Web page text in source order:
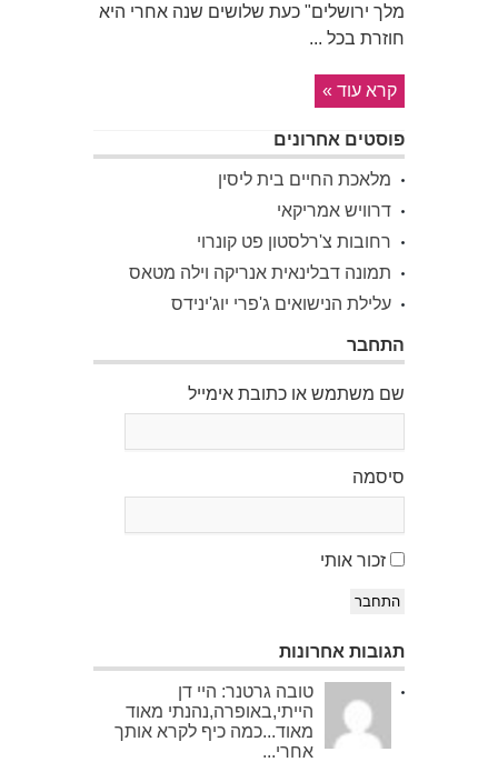
מלך ירושלים" כעת שלושים שנה אחרי היא
חוזרת בכל ...
קרא עוד »
פוסטים אחרונים
מלאכת החיים בית ליסין
דרוויש אמריקאי
רחובות צ'רלסטון פט קונרוי
תמונה דבלינאית אנריקה וילה מטאס
עלילת הנישואים ג'פרי יוג'ינידס
התחבר
שם משתמש או כתובת אימייל
סיסמה
זכור אותי
התחבר
תגובות אחרונות
טובה גרטנר: היי דן
הייתי,באופרה,נהנתי מאוד
מאוד...כמה כיף לקרא אותך
אחרי...